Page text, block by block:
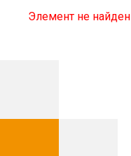
Элемент не найден